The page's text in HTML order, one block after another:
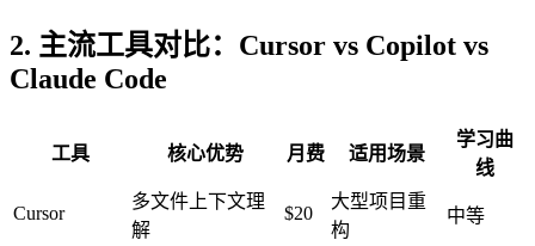
2. 主流工具对比：Cursor vs Copilot vs
Claude Code
工具 核心优势 月费 适用场景
学习曲
线
Cursor
多文件上下文理
解
$20
大型项目重
构
中等